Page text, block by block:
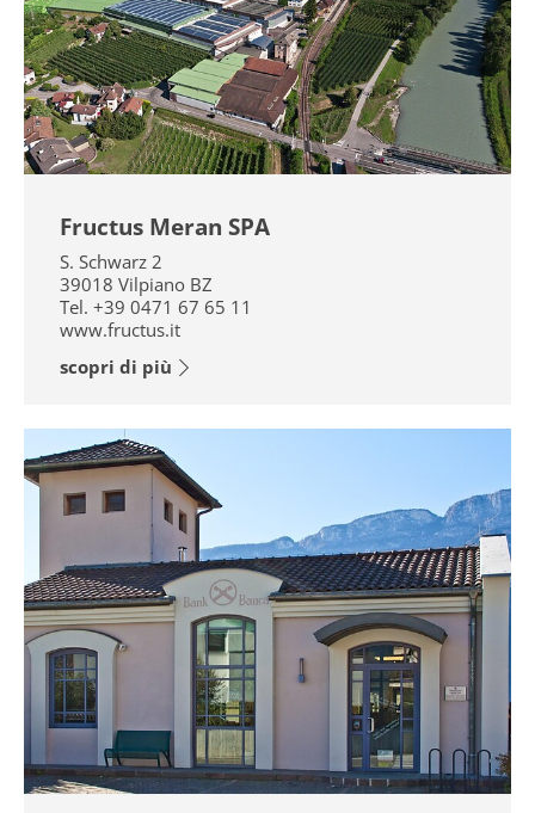
Fructus Meran SPA
S. Schwarz 2
39018 Vilpiano BZ
Tel. +39 0471 67 65 11
www.fructus.it
scopri di più